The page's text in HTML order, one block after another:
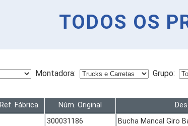
TODOS OS
Montadora: Grupo:
Ref. Fábrica Núm. Original
300031186
Bucha Mancal Giro